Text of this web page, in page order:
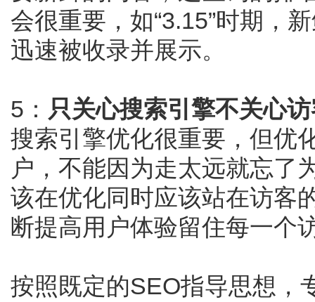
会很重要，如“3.15”时期，
迅速被收录并展示。
5： 只关心搜索引擎不关心
搜索引擎优化很重要，但优
户，不能因为走太远就忘了
该在优化同时应该站在访客
断提高用户体验留住每一个
按照既定的SEO指导思想，